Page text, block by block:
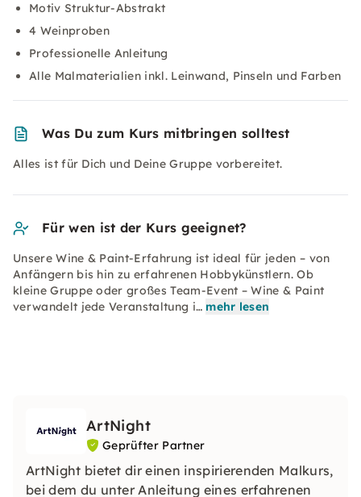
Motiv Struktur-Abstrakt
4 Weinproben
Professionelle Anleitung
Alle Malmaterialien inkl. Leinwand, Pinseln und Farben
Was Du zum Kurs mitbringen solltest
Alles ist für Dich und Deine Gruppe vorbereitet.
Für wen ist der Kurs geeignet?
Unsere Wine & Paint-Erfahrung ist ideal für jeden – von
Anfängern bis hin zu erfahrenen Hobbykünstlern. Ob
kleine Gruppe oder großes Team-Event – Wine & Paint
verwandelt jede Veranstaltung i… mehr lesen
ArtNight
Geprüfter Partner
ArtNight bietet dir einen inspirierenden Malkurs,
bei dem du unter Anleitung eines erfahrenen